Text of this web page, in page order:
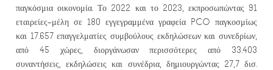
παγκόσμια οικονομία. Το 2022 και το 2023, εκπροσωπώντας 91
εταιρείες-μέλη σε 180 εγγεγραμμένα γραφεία PCO παγκοσμίως
και 17.657 επαγγελματίες συμβούλους εκδηλώσεων και συνεδρίων,
από 45 χώρες, διοργάνωσαν περισσότερες από 33.403
συναντήσεις, εκδηλώσεις και συνέδρια, δημιουργώντας 27,7 δισ.